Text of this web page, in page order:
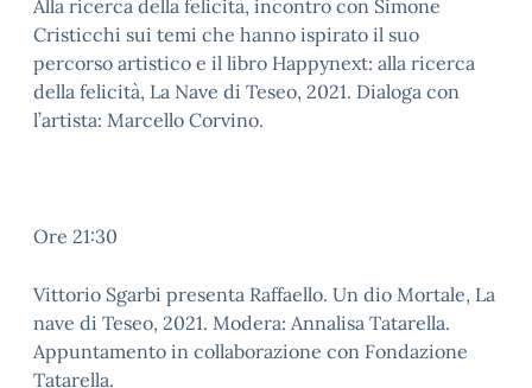
Alla ricerca della felicità, incontro con Simone
Cristicchi sui temi che hanno ispirato il suo
percorso artistico e il libro Happynext: alla ricerca
della felicità, La Nave di Teseo, 2021. Dialoga con
l’artista: Marcello Corvino.
Ore 21:30
Vittorio Sgarbi presenta Raffaello. Un dio Mortale, La
nave di Teseo, 2021. Modera: Annalisa Tatarella.
Appuntamento in collaborazione con Fondazione
Tatarella.